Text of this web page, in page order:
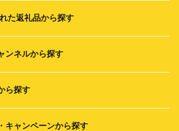
た返礼品から探す
ンネルから探す
ら探す
キャンペーンから探す